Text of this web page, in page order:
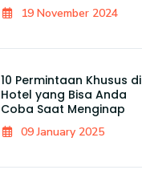
19 November 2024
10 Permintaan Khusus di
Hotel yang Bisa Anda
Coba Saat Menginap
09 January 2025